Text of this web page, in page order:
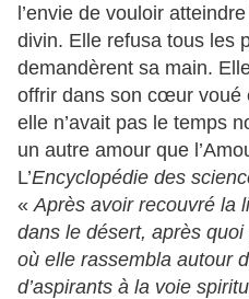
l’envie de vouloir
divin. Elle refusa tous les
demandèrent sa main.
offrir dans son cœur voué
elle n’avait pas le temps
un autre amour que
L’Encyclopédie des
« Après avoir recouvré la
dans le désert, après
où elle rassembla autour
d’aspirants à la voie